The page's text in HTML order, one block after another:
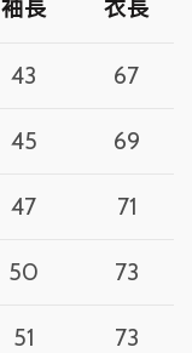
袖長 衣長
43 67
45 69
47 71
50 73
51 73